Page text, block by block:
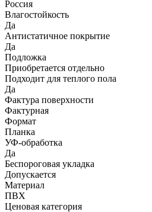
Россия
Влагостойкость
Да
Антистатичное покрытие
Да
Подложка
Приобретается отдельно
Подходит для теплого пола
Да
Фактура поверхности
Фактурная
Формат
Планка
УФ-обработка
Да
Беспороговая укладка
Допускается
Материал
ПВХ
Ценовая категория